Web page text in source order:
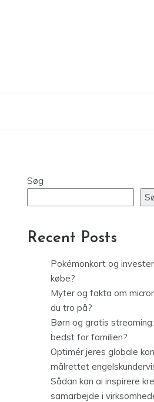
Søg
Recent Posts
Pokémonkort og
købe?
Myter og fakta om
du tro på?
Børn og gratis
bedst for familien?
Optimér jeres globale
målrettet
Sådan kan ai inspirere
samarbejde i